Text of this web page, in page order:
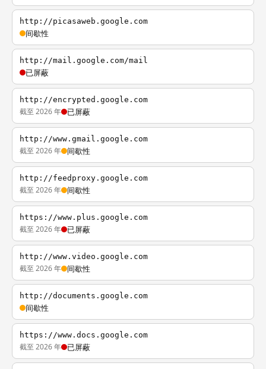
http://picasaweb.google.com
间歇性
http://mail.google.com/mail
已屏蔽
http://encrypted.google.com
截至 2026 年 已屏蔽
http://www.gmail.google.com
截至 2026 年 间歇性
http://feedproxy.google.com
截至 2026 年 间歇性
https://www.plus.google.com
截至 2026 年 已屏蔽
http://www.video.google.com
截至 2026 年 间歇性
http://documents.google.com
间歇性
https://www.docs.google.com
截至 2026 年 已屏蔽